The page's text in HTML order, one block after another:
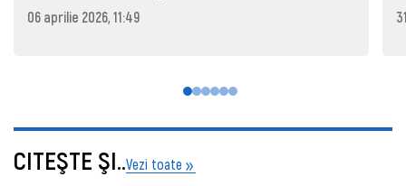
06 aprilie 2026, 11:49
CITEŞTE ŞI..Vezi toate